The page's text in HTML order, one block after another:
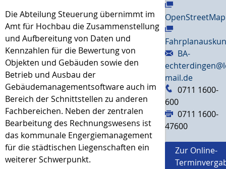
Die Abteilung Steuerung übernimmt im
Amt für Hochbau die Zusammenstellung
und Aufbereitung von Daten und
Kennzahlen für die Bewertung von
Objekten und Gebäuden sowie den
Betrieb und Ausbau der
Gebäudemanagementsoftware auch im
Bereich der Schnittstellen zu anderen
Fachbereichen. Neben der zentralen
Bearbeitung des Rechnungswesens ist
das kommunale Engergiemanagement
für die städtischen Liegenschaften ein
weiterer Schwerpunkt.
OpenStreetMap
BA-
mail.de
0711 1600-
600
0711 1600-
47600
Zur Online-